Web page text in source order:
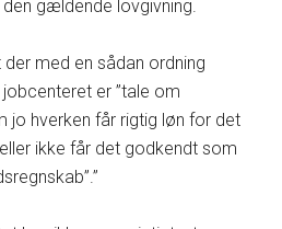
gældende lovgivning.
med en sådan ordning
er ”tale om
jo hverken får rigtig løn for det
ikke får det godkendt som